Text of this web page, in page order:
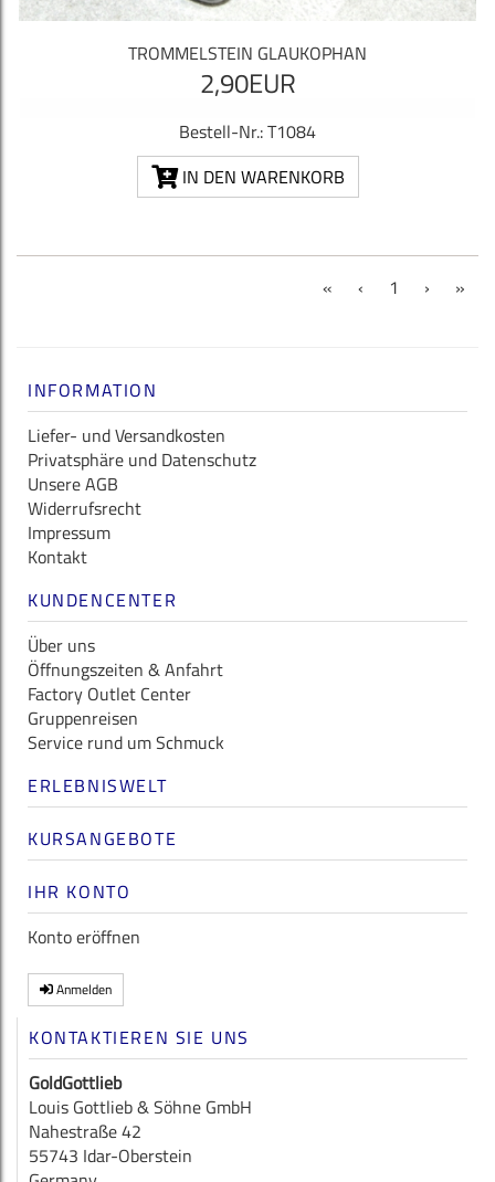
TROMMELSTEIN GLAUKOPHAN
2,90EUR
Bestell-Nr.: T1084
IN DEN WARENKORB
« ‹ 1 (current)
› »
INFORMATION
Liefer- und Versandkosten
Privatsphäre und Datenschutz
Unsere AGB
Widerrufsrecht
Impressum
Kontakt
KUNDENCENTER
Über uns
Öffnungszeiten & Anfahrt
Factory Outlet Center
Gruppenreisen
Service rund um Schmuck
ERLEBNISWELT
KURSANGEBOTE
IHR KONTO
Konto eröffnen
Anmelden
KONTAKTIEREN SIE UNS
GoldGottlieb
Louis Gottlieb & Söhne GmbH
Nahestraße 42
55743 Idar-Oberstein